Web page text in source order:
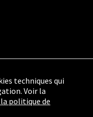
techniques qui
Voir la
politique de